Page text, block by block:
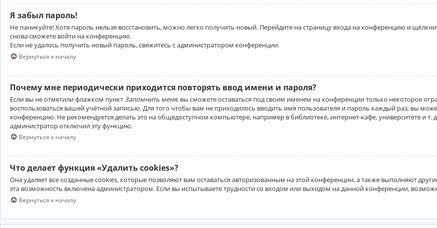
Я забыл пароль!
Не паникуйте! Хотя пароль нельзя восстановить, можно легко получить новый. Перейдите на страницу входа на конференцию и
снова сможете войти на конференцию.
Если не удалось получить новый пароль, свяжитесь с администратором конференции.
Вернуться к началу
Почему мне периодически приходится повторять ввод имени и пароля?
Если вы не отметили флажком пункт Запомнить меня, вы сможете оставаться под своим именем на конференции только некоторое
воспользоваться вашей учётной записью. Для того чтобы вам не приходилось вводить имя пользователя и пароль каждый раз, вы
конференцию. Не рекомендуется делать это на общедоступном компьютере, например в библиотеке, интернет-кафе, университете и т.
администратор отключил эту функцию.
Вернуться к началу
Что делает функция «Удалить cookies»?
Она удаляет все созданные cookies, которые позволяют вам оставаться авторизованным на этой конференции, а также выполняют
эта возможность включена администратором. Если вы испытываете трудности со входом или выходом на данной конференции,
Вернуться к началу